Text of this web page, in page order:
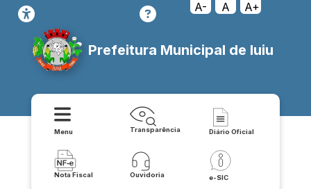
transparencia/coronavirus/publicacoes/resolucoes
A- A A+
Prefeitura Municipal de Iuiu
Menu Transparência Diário Oficial
Nota Fiscal Ouvidoria e-SIC